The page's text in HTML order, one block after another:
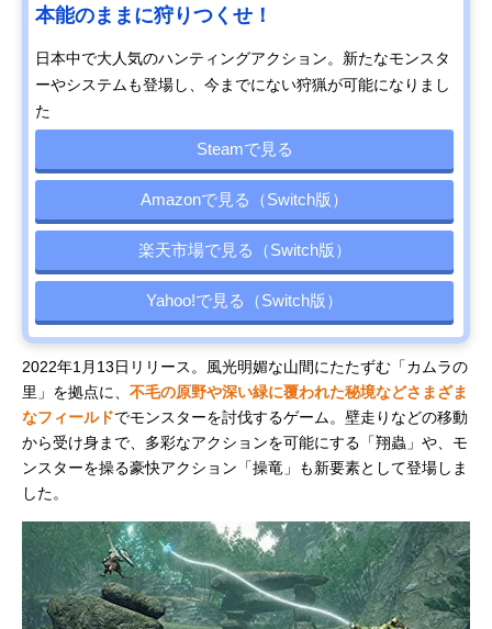
本能のままに狩りつくせ！
日本中で大人気のハンティングアクション。新たなモンスタ
ーやシステムも登場し、今までにない狩猟が可能になりまし
た
Steamで見る
Amazonで見る（Switch版）
楽天市場で見る（Switch版）
Yahoo!で見る（Switch版）
2022年1月13日リリース。風光明媚な山間にたたずむ「カムラの
里」を拠点に、 不毛の原野や深い緑に覆われた秘境などさまざま
なフィールドでモンスターを討伐するゲーム。壁走りなどの移動
から受け身まで、多彩なアクションを可能にする「翔蟲」や、モ
ンスターを操る豪快アクション「操竜」も新要素として登場しま
した。